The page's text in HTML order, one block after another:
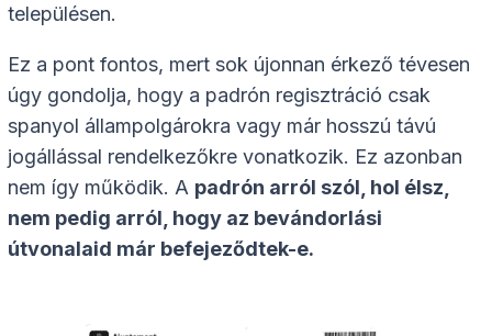
településen.
Ez a pont fontos, mert sok újonnan érkező tévesen
úgy gondolja, hogy a padrón regisztráció csak
spanyol állampolgárokra vagy már hosszú távú
jogállással rendelkezőkre vonatkozik. Ez azonban
nem így működik. A padrón arról szól, hol élsz,
nem pedig arról, hogy az bevándorlási
útvonalaid már befejeződtek-e.